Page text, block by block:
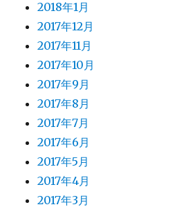
2018年1月
2017年12月
2017年11月
2017年10月
2017年9月
2017年8月
2017年7月
2017年6月
2017年5月
2017年4月
2017年3月